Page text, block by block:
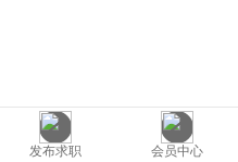
发布求职 会员中心